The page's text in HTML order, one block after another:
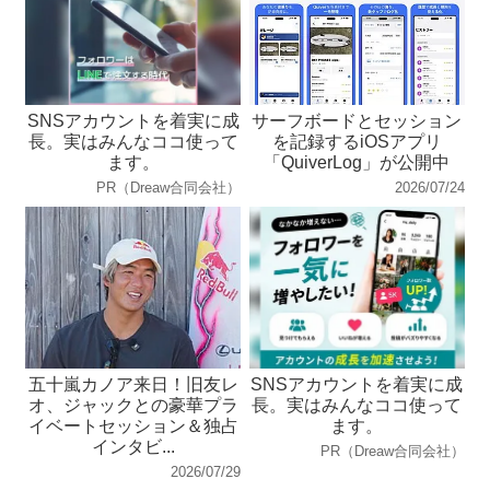
SNSアカウントを着実に成
長。実はみんなココ使って
ます。
PR（Dreaw合同会社）
サーフボードとセッション
を記録するiOSアプリ
「QuiverLog」が公開中
2026/07/24
五十嵐カノア来日！旧友レ
オ、ジャックとの豪華プラ
イベートセッション＆独占
インタビ...
2026/07/29
SNSアカウントを着実に成
長。実はみんなココ使って
ます。
PR（Dreaw合同会社）